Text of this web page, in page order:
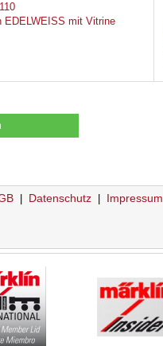
EDELWEISS mit Vitrine
Datenschutz Impressum